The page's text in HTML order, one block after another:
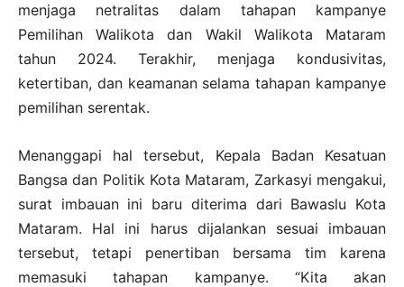
menjaga netralitas dalam tahapan kampanye
Pemilihan Walikota dan Wakil Walikota Mataram
tahun 2024. Terakhir, menjaga kondusivitas,
ketertiban, dan keamanan selama tahapan kampanye
pemilihan serentak.
Menanggapi hal tersebut, Kepala Badan Kesatuan
Bangsa dan Politik Kota Mataram, Zarkasyi mengakui,
surat imbauan ini baru diterima dari Bawaslu Kota
Mataram. Hal ini harus dijalankan sesuai imbauan
tersebut, tetapi penertiban bersama tim karena
memasuki tahapan kampanye. “Kita akan